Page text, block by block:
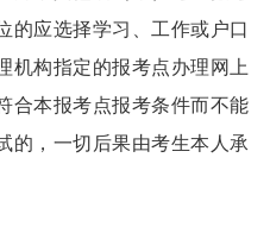
的应选择学习、工作或户口
机构指定的报考点办理网上
合本报考点报考条件而不能
的，一切后果由考生本人承